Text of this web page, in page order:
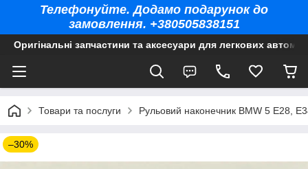
Телефонуйте. Додамо подарунок до
замовлення. +380505838151
Оригінальні запчастини та аксесуари для легкових
Товари та послуги Рульовий наконечник BMW 5 E28,
–30%